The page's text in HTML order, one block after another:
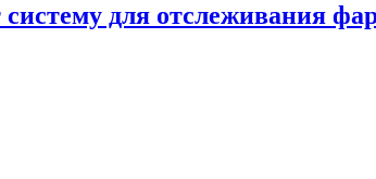
систему для отслеживания